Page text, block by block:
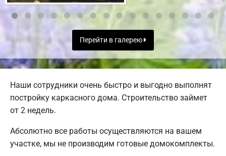
Перейти в галерею
Наши сотрудники очень быстро и выгодно выполнят
постройку каркасного дома. Строительство займет
от 2 недель.
Абсолютно все работы осуществляются на вашем
участке, мы не производим готовые домокомплекты.